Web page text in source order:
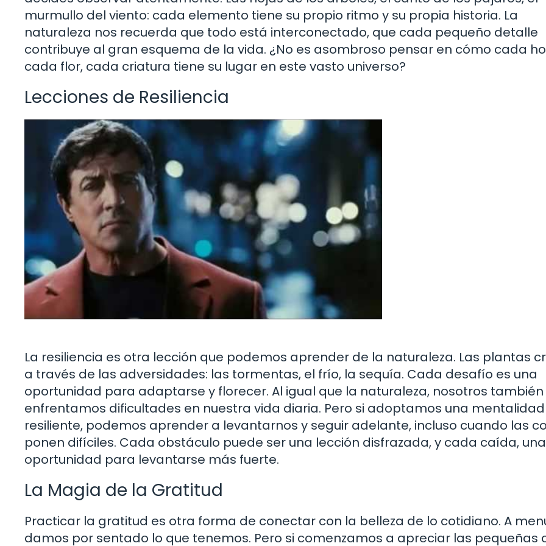
murmullo del viento: cada elemento tiene su propio ritmo y su propia historia. La
naturaleza nos recuerda que todo está interconectado, que cada pequeño detalle
contribuye al gran esquema de la vida. ¿No es asombroso pensar en cómo cada
cada flor, cada criatura tiene su lugar en este vasto universo?
Lecciones de Resiliencia
La resiliencia es otra lección que podemos aprender de la naturaleza. Las plantas
a través de las adversidades: las tormentas, el frío, la sequía. Cada desafío es una
oportunidad para adaptarse y florecer. Al igual que la naturaleza, nosotros también
enfrentamos dificultades en nuestra vida diaria. Pero si adoptamos una mentalidad
resiliente, podemos aprender a levantarnos y seguir adelante, incluso cuando las
ponen difíciles. Cada obstáculo puede ser una lección disfrazada, y cada caída, una
oportunidad para levantarse más fuerte.
La Magia de la Gratitud
Practicar la gratitud es otra forma de conectar con la belleza de lo cotidiano. A
damos por sentado lo que tenemos. Pero si comenzamos a apreciar las pequeñas